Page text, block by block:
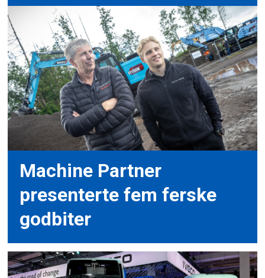
Machine Partner
presenterte fem ferske
godbiter